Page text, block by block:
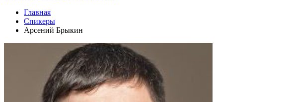
Главная
Спикеры
Арсений Брыкин